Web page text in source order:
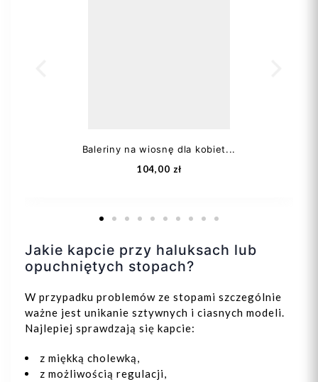
Baleriny na wiosnę dla kobiet...
104,00 zł
36 37 38 39
Jakie kapcie przy haluksach lub
opuchniętych stopach?
W przypadku problemów ze stopami szczególnie
ważne jest unikanie sztywnych i ciasnych modeli.
Najlepiej sprawdzają się kapcie:
z miękką cholewką,
z możliwością regulacji,